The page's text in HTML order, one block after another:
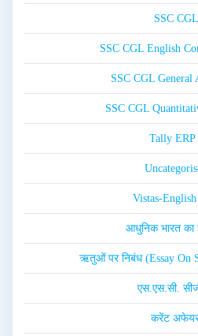
SSC CGL
SSC CGL English
SSC CGL General
SSC CGL
Tally ERP
Vistas-
आधुनिक भारत का
ऋतुओं पर निबंध (Essay On
एस.एस.सी.
करेंट